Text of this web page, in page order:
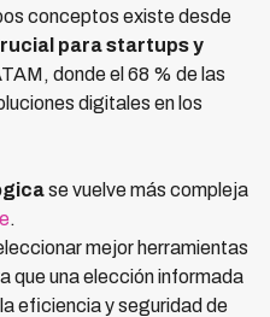
conceptos existe desde
para startups y
donde el 68 % de las
digitales en los
se vuelve más compleja
.
mejor herramientas
que una elección informada
eficiencia y seguridad de